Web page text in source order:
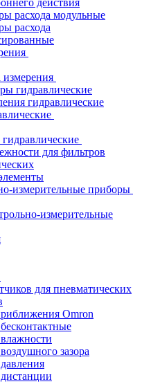
действия
расхода модульные
расхода
измерения
гидравлические
гидравлические
для фильтров
измерительные приборы
измерительные
для пневматических
Omron
зазора